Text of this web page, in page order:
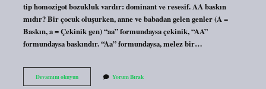
tip homozigot bozukluk vardır: dominant ve resesif. AA baskın
mıdır? Bir çocuk oluşurken, anne ve babadan gelen genler (A =
Baskın, a = Çekinik gen) “aa” formundaysa çekinik, “AA”
formundaysa baskındır. “Aa” formundaysa, melez bir…
Devamını okuyunAa
Homozigot
Yorum Bırak